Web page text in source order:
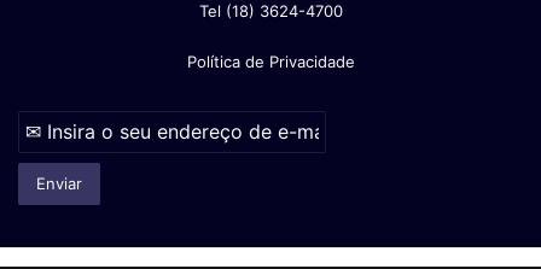
Tel (18) 3624-4700
Política de Privacidade